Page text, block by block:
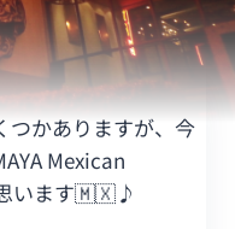
つかありますが、今
Mexican
います🇲🇽♪